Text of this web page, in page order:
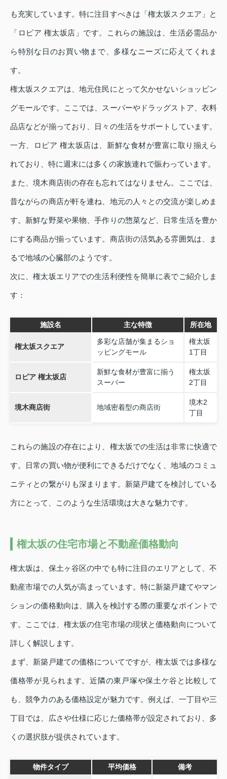
も充実しています。特に注目すべきは「権太坂スクエア」と
「ロピア 権太坂店」です。これらの施設は、生活必需品か
ら特別な日のお買い物まで、多様なニーズに応えてくれま
す。
権太坂スクエアは、地元住民にとって欠かせないショッピン
グモールです。ここでは、スーパーやドラッグストア、衣料
品店などが揃っており、日々の生活をサポートしています。
一方、ロピア 権太坂店は、新鮮な食材が豊富に取り揃えら
れており、特に週末には多くの家族連れで賑わっています。
また、境木商店街の存在も忘れてはなりません。ここでは、
昔ながらの商店が軒を連ね、地元の人々との交流が楽しめま
す。新鮮な野菜や果物、手作りの惣菜など、日常生活を豊か
にする商品が揃っています。商店街の活気ある雰囲気は、ま
るで地域の心臓部のようです。
次に、権太坂エリアでの生活利便性を簡単に表でご紹介しま
す：
施設名 主な特徴 所在地
権太坂スクエア
多彩な店舗が集まるショ
ッピングモール
権太坂
1丁目
ロピア 権太坂店
新鮮な食材が豊富に揃う
スーパー
権太坂
2丁目
境木商店街 地域密着型の商店街
境木2
丁目
これらの施設の存在により、権太坂での生活は非常に快適で
す。日常の買い物が便利にできるだけでなく、地域のコミュ
ニティとの繋がりも深まります。新築戸建てを検討している
方にとって、このような生活環境は大きな魅力です。
権太坂の住宅市場と不動産価格動向
権太坂は、保土ヶ谷区の中でも特に注目のエリアとして、不
動産市場での人気が高まっています。特に新築戸建てやマン
ションの価格動向は、購入を検討する際の重要なポイントで
す。ここでは、権太坂の住宅市場の現状と価格動向について
詳しく解説します。
まず、新築戸建ての価格についてですが、権太坂では多様な
価格帯が見られます。近隣の東戸塚や保土ケ谷と比較して
も、競争力のある価格設定が魅力です。例えば、一丁目や三
丁目では、広さや仕様に応じた価格帯が設定されており、多
くの選択肢が提供されています。
物件タイプ 平均価格 備考